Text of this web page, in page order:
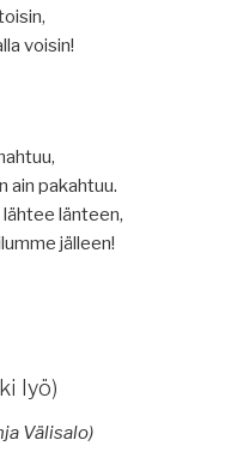
voisin!
ain pakahtuu.
länteen,
jälleen!
lyö)
Välisalo)